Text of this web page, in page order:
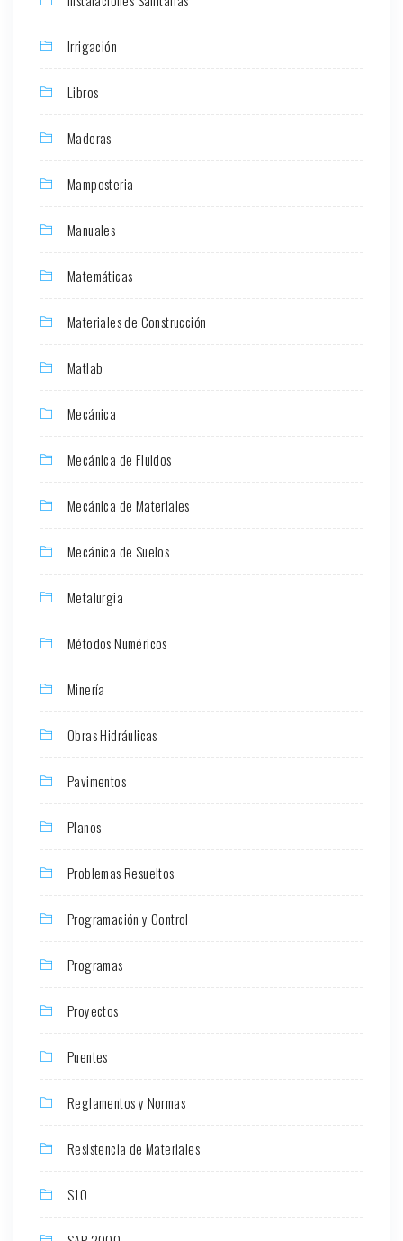
Irrigación
Libros
Maderas
Mamposteria
Manuales
Matemáticas
Materiales de Construcción
Matlab
Mecánica
Mecánica de Fluidos
Mecánica de Materiales
Mecánica de Suelos
Metalurgia
Métodos Numéricos
Minería
Obras Hidráulicas
Pavimentos
Planos
Problemas Resueltos
Programación y Control
Programas
Proyectos
Puentes
Reglamentos y Normas
Resistencia de Materiales
S10